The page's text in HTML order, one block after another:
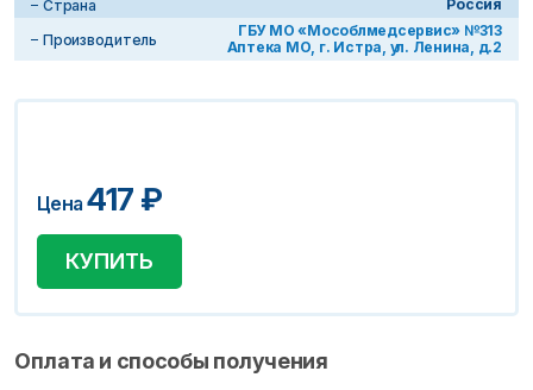
Страна
Россия
Производитель
ГБУ МО «Мособлмедсервис» №313
Аптека МО, г. Истра, ул. Ленина, д.2
Цена 417 ₽
КУПИТЬ
Оплата и способы получения